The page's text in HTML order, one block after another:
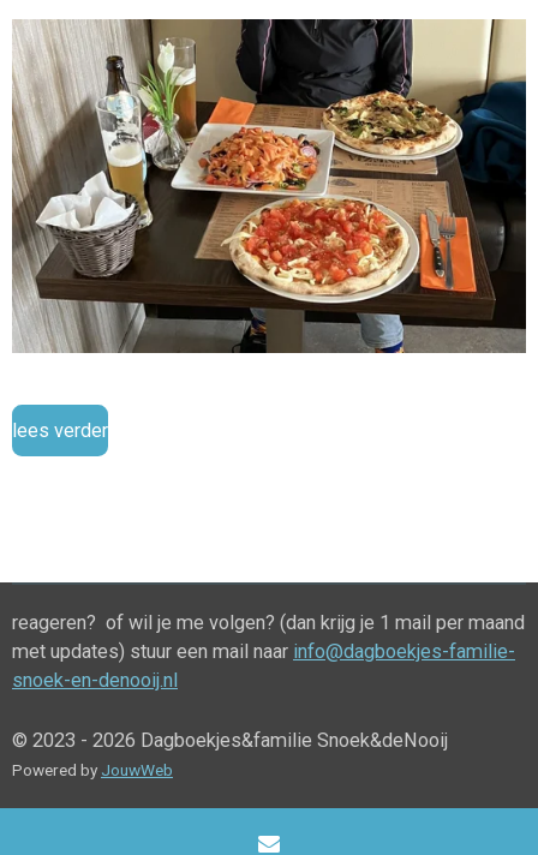
lees verder
reageren? of wil je me volgen? (dan krijg je 1 mail per maand
met updates) stuur een mail naar info@dagboekjes-familie-
snoek-en-denooij.nl
© 2023 - 2026 Dagboekjes&familie Snoek&deNooij
Powered by JouwWeb